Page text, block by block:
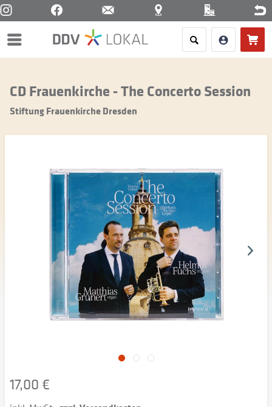
Menü
CD Frauenkirche - The Concerto Session
Stiftung Frauenkirche Dresden
17,00 €